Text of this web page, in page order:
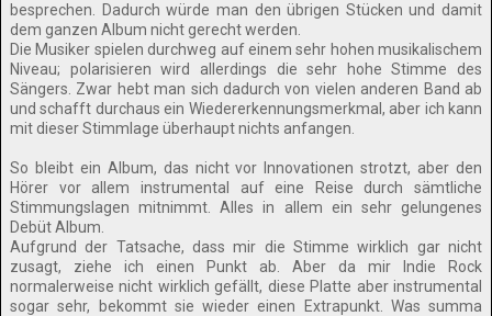
besprechen. Dadurch würde man den übrigen Stücken und damit
dem ganzen Album nicht gerecht werden.
Die Musiker spielen durchweg auf einem sehr hohen musikalischem
Niveau; polarisieren wird allerdings die sehr hohe Stimme des
Sängers. Zwar hebt man sich dadurch von vielen anderen Band ab
und schafft durchaus ein Wiedererkennungsmerkmal, aber ich kann
mit dieser Stimmlage überhaupt nichts anfangen.
So bleibt ein Album, das nicht vor Innovationen strotzt, aber den
Hörer vor allem instrumental auf eine Reise durch sämtliche
Stimmungslagen mitnimmt. Alles in allem ein sehr gelungenes
Debüt Album.
Aufgrund der Tatsache, dass mir die Stimme wirklich gar nicht
zusagt, ziehe ich einen Punkt ab. Aber da mir Indie Rock
normalerweise nicht wirklich gefällt, diese Platte aber instrumental
sogar sehr, bekommt sie wieder einen Extrapunkt. Was summa